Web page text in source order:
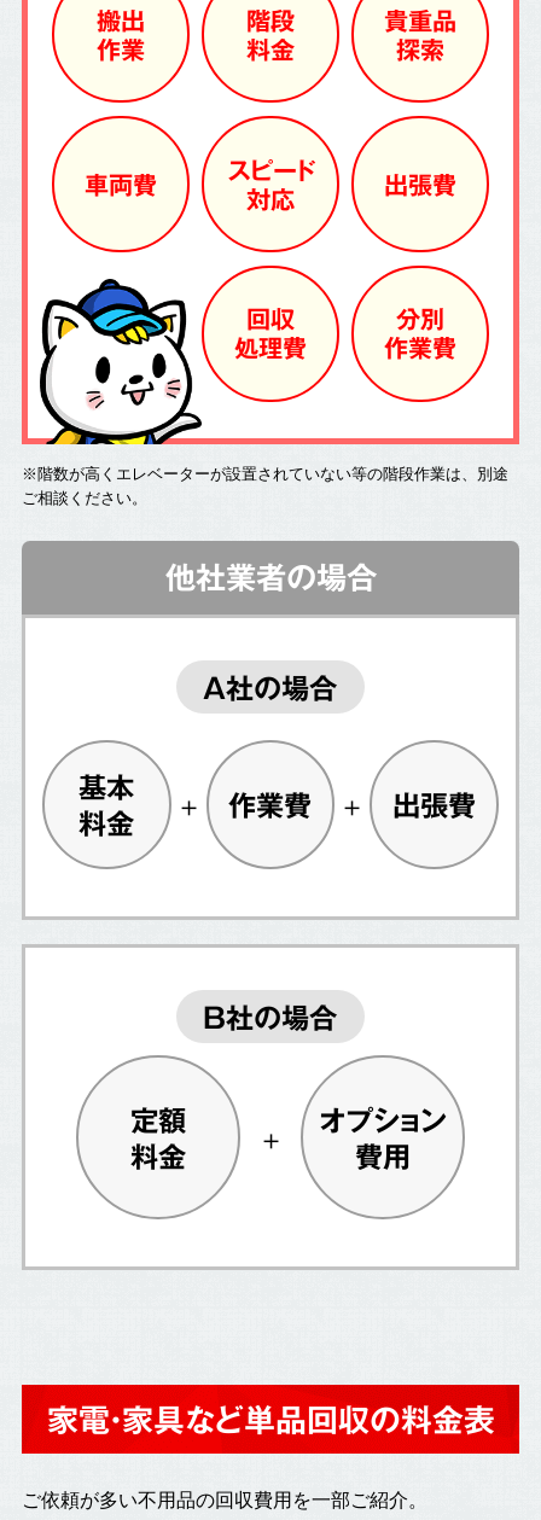
搬出
作業
階段
料金
貴重品
探索
車両費
スピード
対応
出張費
回収
処理費
分別
作業費
※階数が高くエレベーターが設置されていない等の階段作業は、別途
ご相談ください。
他社業者の場合
A社の場合
基本
料金
作業費 出張費
B社の場合
定額
料金
オプション
費用
家電・家具など単品回収の料金表
ご依頼が多い不用品の回収費用を一部ご紹介。